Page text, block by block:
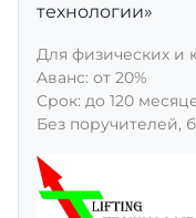
технологии»
Для физических и
Aванс: от 20%
Срок: до 120
Без поручителей,